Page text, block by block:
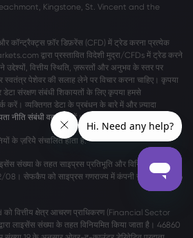
Kingstone, St. Vincent and the
कॉन्ट्रैक्ट्स फ़ॉर डिफ़रेंस (CFD) में ट्रेड करना प्रत्येक
द्वारा प्रस्तावित विदेशी मुद्रा/CFDs में ट्रेड करने
वित्तीय स्थिति, ज़रूरतों और अनुभव के स्तर पर
स्वतंत्र पेशेवर की सलाह लेने पर विचार करना चाहिए। कृपया
संरक्षण संबंधी शिकायतों के लिए कृपया हमसे
करें। व्यक्तिगत डेटा के प्रबंधन के बारे में और ज़्यादा
नीति संबंधी वक्तव्य पढ़ें।
के ज़रियेे संचालित होता है:
संख्या के तहत साइप्रस प्रतिभूति और विनिमय आयोग
08। सेफकैप को साइप्रस गणराज्य में कंपनी संख्या η186196
वित्तीय क्षेत्र आचरण प्राधिकरण (Financial Sector
लाइसेंस संख्या के तहत विनियमित किया जाता है। 46860